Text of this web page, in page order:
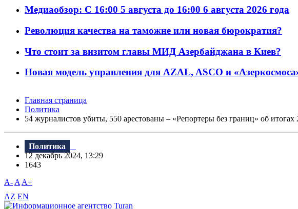
Медиаобзор: С 16:00 5 августа до 16:00 6 августа 2026 года
Революция качества на таможне или новая бюрократия?
Что стоит за визитом главы МИД Азербайджана в Киев?
Новая модель управления для AZAL, ASCO и
Главная страница
Политика
54 журналистов убиты, 550 арестованы – «Репортеры без границ» об итогах
Политика
12 декабрь 2024, 13:29
1643
A- A A+
AZ EN